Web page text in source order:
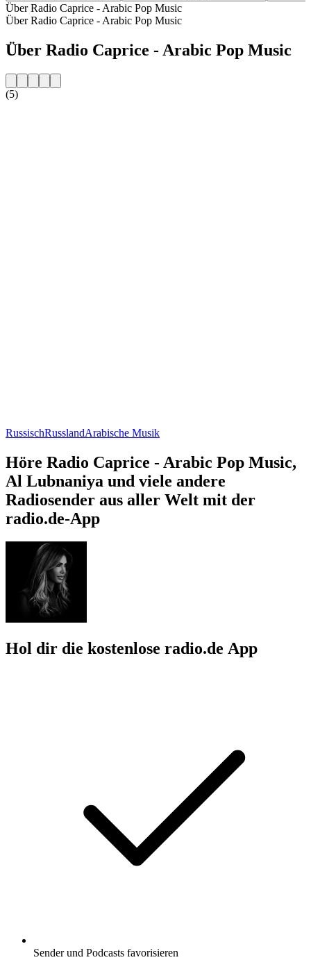
Über Radio Caprice - Arabic Pop Music
Über Radio Caprice - Arabic Pop Music
Über Radio Caprice - Arabic Pop Music
(5)
RussischRusslandArabische Musik
Höre Radio Caprice - Arabic Pop Music,
Al Lubnaniya und viele andere
Radiosender aus aller Welt mit der
radio.de-App
Hol dir die kostenlose radio.de App
Sender und Podcasts favorisieren